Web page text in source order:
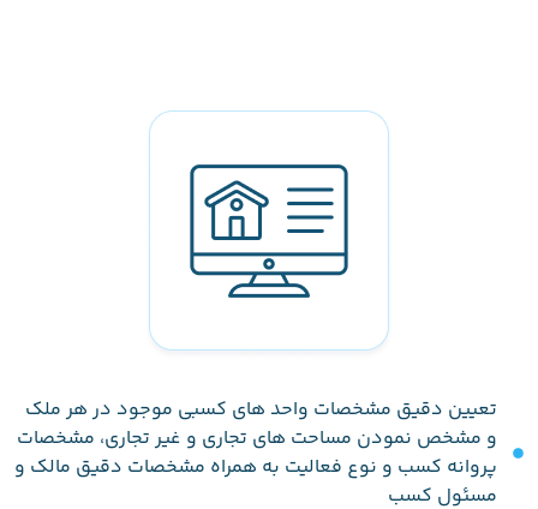
تعیین دقیق مشخصات واحد های کسبی موجود در هر ملک
و مشخص نمودن مساحت های تجاری و غیر تجاری‌، مشخصات
پروانه کسب و نوع فعالیت به همراه مشخصات دقیق مالک و
مسئول کسب